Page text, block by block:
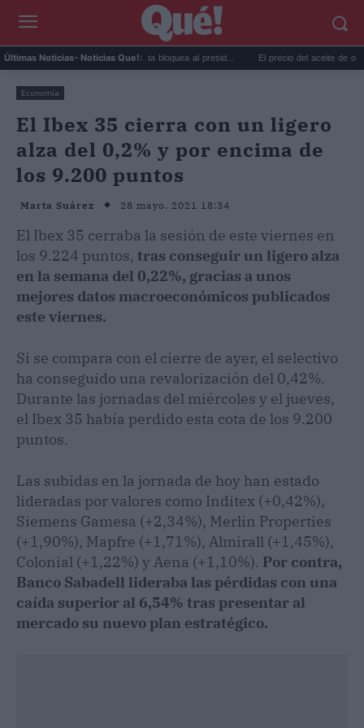
Últimas Noticias- Noticias Que!:
Swift y Trump: la artista bloquea al presid... El precio del aceite de oliva cae en
Economía
El Ibex 35 cierra con un ligero
alza del 0,2% y por encima de
los 9.200 puntos
Marta Suárez 28 mayo, 2021 18:34
El Ibex 35 cerraba la sesión de este viernes en
los 9.224 puntos, tras conseguir un ligero alza
en la semana del 0,22%, gracias a unos
mejores datos macroeconómicos publicados
este viernes.
Si se compara con el cierre de ayer, el selectivo
ha conseguido una revalorización del 0,42%.
Durante las jornadas del miércoles y el jueves,
el Ibex 35 había perdido esta cota de los 9.200
puntos.
Las subidas en la jornada de hoy han estado
lideradas por valores como Inditex (+0,42%),
Siemens Gamesa (+2,34%), Merlin Properties
(+1,90%), Mapfre (+1,71%), Almirall (+1,45%),
Colonial (+1,22%) y Aena (+1,10%). Por contra,
Banco Sabadell lideraba las pérdidas con una
caída superior al 6,54% tras presentar al
mercado su nuevo plan estratégico.